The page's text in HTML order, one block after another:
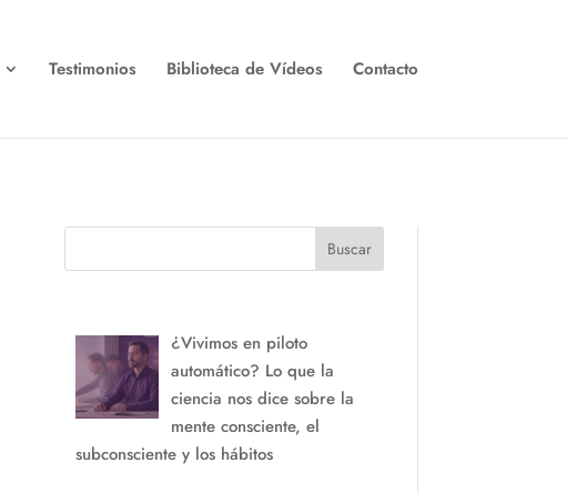
Testimonios Biblioteca de Vídeos Contacto
Buscar
¿Vivimos en piloto
automático? Lo que la
ciencia nos dice sobre la
mente consciente, el
subconsciente y los hábitos